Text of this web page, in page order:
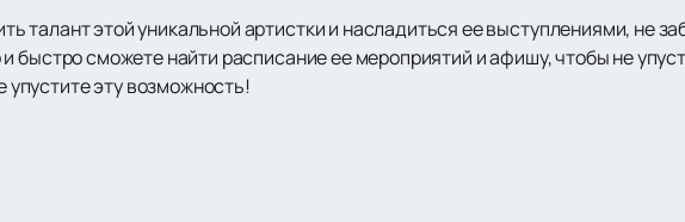
талант этой уникальной артистки и насладиться ее выступлениями, не
и быстро сможете найти расписание ее мероприятий и афишу, чтобы не
эту возможность!